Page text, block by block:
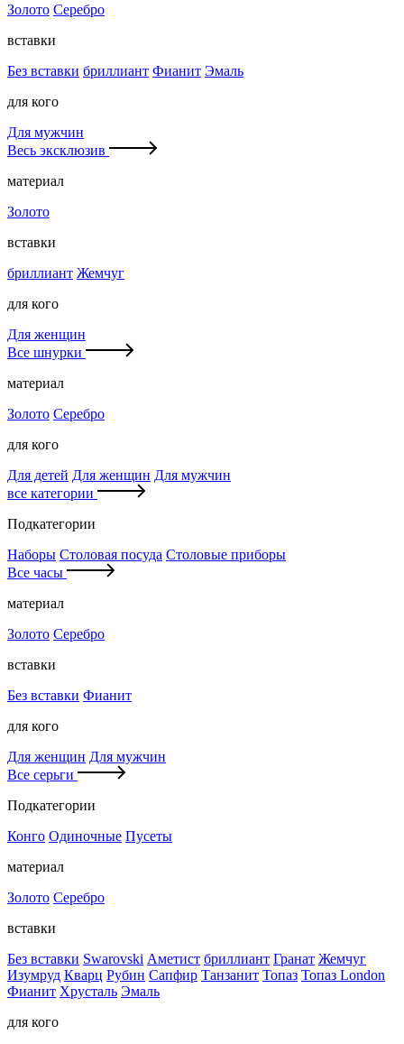
Золото Серебро
вставки
Без вставки бриллиант Фианит Эмаль
для кого
Для мужчин
Весь эксклюзив
материал
Золото
вставки
бриллиант Жемчуг
для кого
Для женщин
Все шнурки
материал
Золото Серебро
для кого
Для детей Для женщин Для мужчин
все категории
Подкатегории
Наборы Столовая посуда Столовые приборы
Все часы
материал
Золото Серебро
вставки
Без вставки Фианит
для кого
Для женщин Для мужчин
Все серьги
Подкатегории
Конго Одиночные Пусеты
материал
Золото Серебро
вставки
Без вставки Swarovski Аметист бриллиант Гранат Жемчуг
Изумруд Кварц Рубин Сапфир Танзанит Топаз Топаз London
Фианит Хрусталь Эмаль
для кого